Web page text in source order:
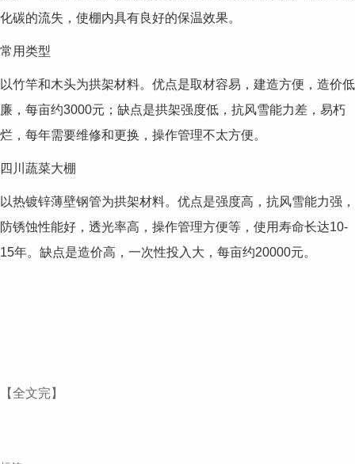
化碳的流失，使棚内具有良好的保温效果。
常用类型
以竹竿和木头为拱架材料。优点是取材容易，建造方便，造价低
廉，每亩约3000元；缺点是拱架强度低，抗风雪能力差，易朽
烂，每年需要维修和更换，操作管理不太方便。
四川蔬菜大棚
以热镀锌薄壁钢管为拱架材料。优点是强度高，抗风雪能力强，
防锈蚀性能好，透光率高，操作管理方便等，使用寿命长达10-
15年。缺点是造价高，一次性投入大，每亩约20000元。
【全文完】